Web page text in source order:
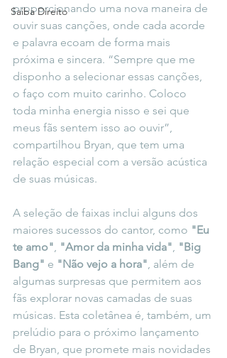
Saiba Direito
proporcionando uma nova maneira de
ouvir suas canções, onde cada acorde
e palavra ecoam de forma mais
próxima e sincera. “Sempre que me
disponho a selecionar essas canções,
o faço com muito carinho. Coloco
toda minha energia nisso e sei que
meus fãs sentem isso ao ouvir”,
compartilhou Bryan, que tem uma
relação especial com a versão acústica
de suas músicas.
A seleção de faixas inclui alguns dos
maiores sucessos do cantor, como "Eu
te amo" "Amor da minha vida" "Big
Bang" e "Não vejo a hora" , além de
algumas surpresas que permitem aos
fãs explorar novas camadas de suas
músicas. Esta coletânea é, também, um
prelúdio para o próximo lançamento
de Bryan, que promete mais novidades